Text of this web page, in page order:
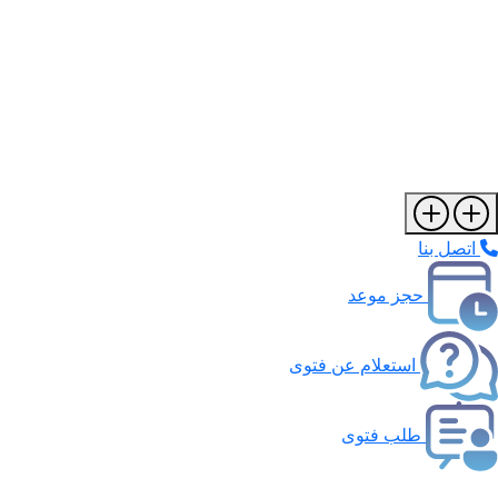
اتصل بنا
حجز موعد
استعلام عن فتوى
طلب فتوى